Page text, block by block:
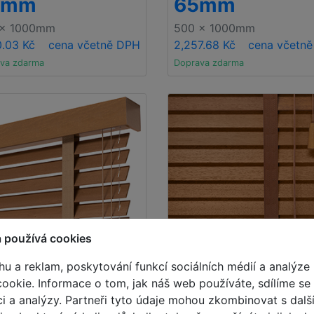
používá cookies
a reklam, poskytování funkcí sociálních médií a analýze
Informace o tom, jak náš web používáte, sdílíme
a analýzy. Partneři tyto údaje mohou zkombinovat s
1000mm
Kč
cena včetně DPH
zdarma
65mm
500 x 1000mm
2,257.68 Kč
cena
Doprava zdarma
Premium